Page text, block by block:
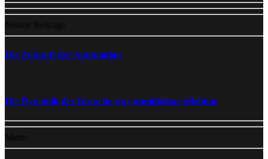
Neuste Beiträge
Die Zukunft der Automation
Die Dynamik der Branche war unmittelbar erlebbar
Menu